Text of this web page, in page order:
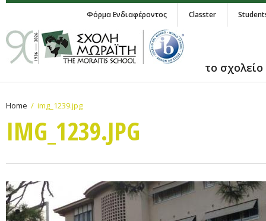
Φόρμα Ενδιαφέροντος Classter
το σχολείο
Home img_1239.jpg
IMG_1239.JPG